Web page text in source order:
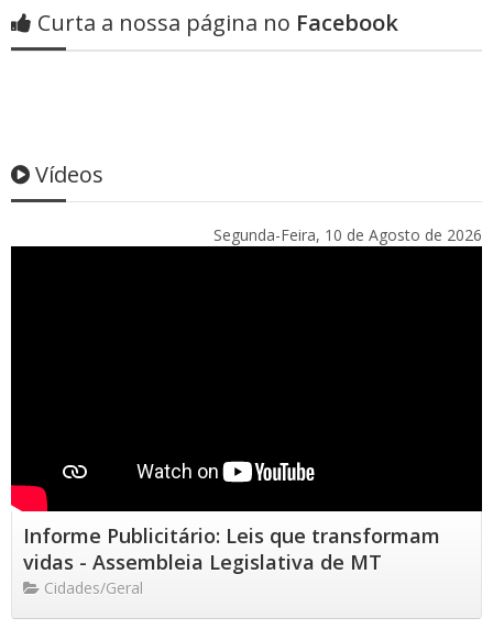
Curta a nossa página no Facebook
Vídeos
Segunda-Feira, 10 de Agosto de 2026
Informe Publicitário: Leis que transformam
vidas - Assembleia Legislativa de MT
Cidades/Geral